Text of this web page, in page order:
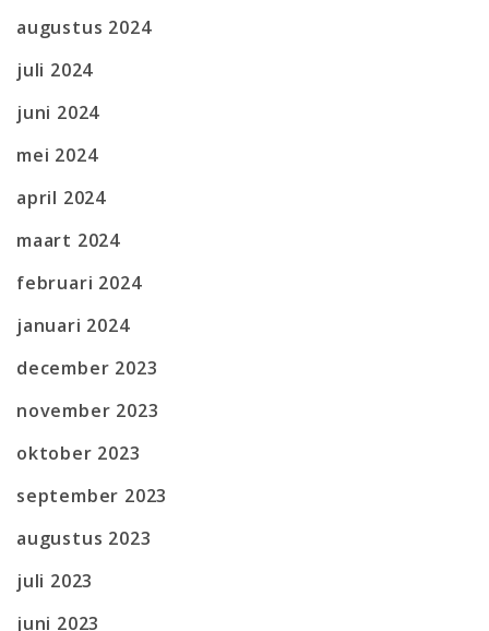
augustus 2024
juli 2024
juni 2024
mei 2024
april 2024
maart 2024
februari 2024
januari 2024
december 2023
november 2023
oktober 2023
september 2023
augustus 2023
juli 2023
juni 2023